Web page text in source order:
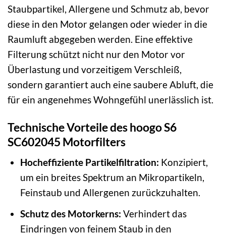
Staubpartikel, Allergene und Schmutz ab, bevor
diese in den Motor gelangen oder wieder in die
Raumluft abgegeben werden. Eine effektive
Filterung schützt nicht nur den Motor vor
Überlastung und vorzeitigem Verschleiß,
sondern garantiert auch eine saubere Abluft, die
für ein angenehmes Wohngefühl unerlässlich ist.
Technische Vorteile des hoogo S6
SC602045 Motorfilters
Hocheffiziente Partikelfiltration: Konzipiert,
um ein breites Spektrum an Mikropartikeln,
Feinstaub und Allergenen zurückzuhalten.
Schutz des Motorkerns: Verhindert das
Eindringen von feinem Staub in den